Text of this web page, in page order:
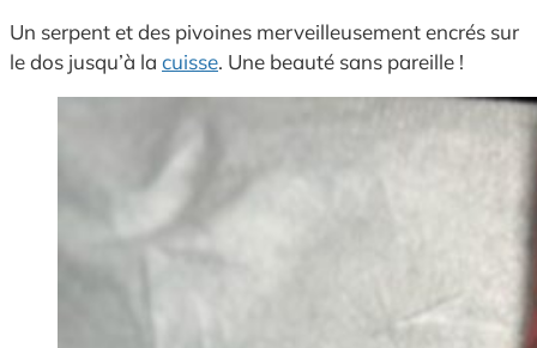
Un serpent et des pivoines merveilleusement encrés sur
le dos jusqu’à la cuisse. Une beauté sans pareille !